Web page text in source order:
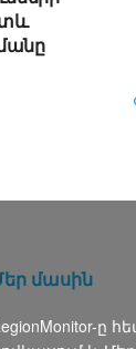
մասին
ը